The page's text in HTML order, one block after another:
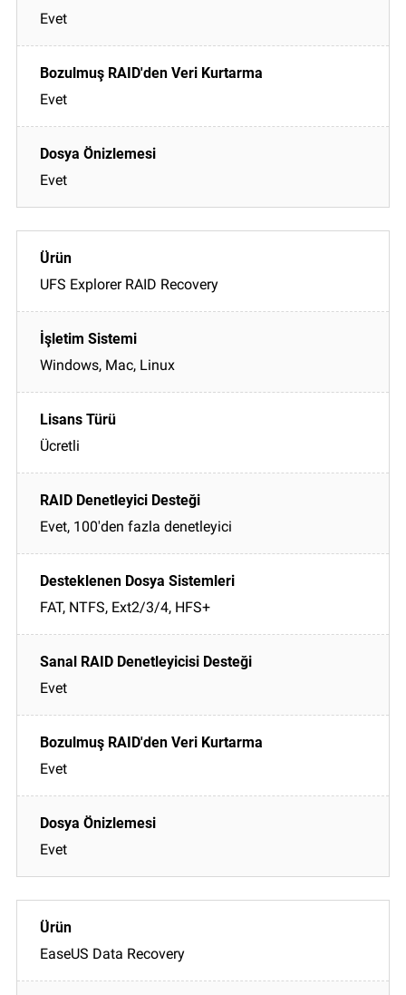
Evet
Evet
Evet
UFS Explorer RAID Recovery
Windows, Mac, Linux
Ücretli
Evet, 100'den fazla denetleyici
FAT, NTFS, Ext2/3/4, HFS+
Evet
Evet
Evet
EaseUS Data Recovery